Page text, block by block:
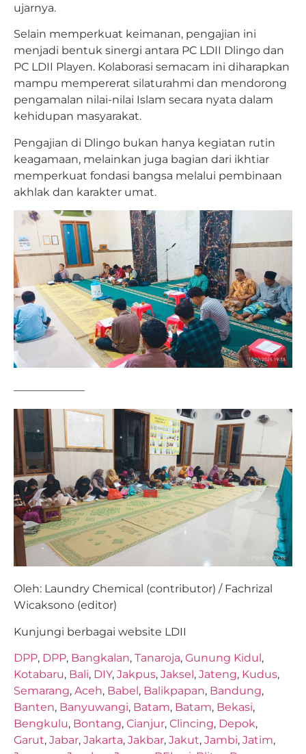
ujarnya.
Selain memperkuat keimanan, pengajian ini
menjadi bentuk sinergi antara PC LDII Dlingo dan
PC LDII Playen. Kolaborasi semacam ini diharapkan
mampu mempererat silaturahmi dan mendorong
pengamalan nilai-nilai Islam secara nyata dalam
kehidupan masyarakat.
Pengajian di Dlingo bukan hanya kegiatan rutin
keagamaan, melainkan juga bagian dari ikhtiar
memperkuat fondasi bangsa melalui pembinaan
akhlak dan karakter umat.
——————–
Oleh: Laundry Chemical (contributor) / Fachrizal
Wicaksono (editor)
Kunjungi berbagai website LDII
DPP, DPP, Bangkalan, Tanaroja, Gunung Kidul ,
Kotabaru, Bali, DIY, Jakpus, Jaksel , Jateng, Kudus,
Semarang, Aceh, Babel , Balikpapan, Bandung,
Banten, Banyuwangi, Batam, Batam, Bekasi,
Bengkulu, Bontang, Cianjur, Clincing, Depok,
Garut, Jabar, Jakarta, Jakbar, Jakut, Jambi, Jatim,